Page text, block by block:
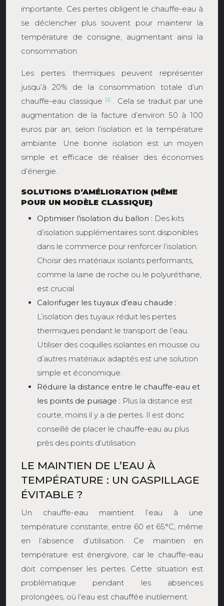
importante. Ces pertes obligent le chauffe-eau à
se déclencher plus souvent pour maintenir la
température de consigne, augmentant ainsi la
consommation.
Les pertes thermiques peuvent représenter
jusqu’à 20% de la consommation totale d’un
chauffe-eau classique
[2]
. Cela se traduit par une
augmentation de la facture d’environ 50 à 100
euros par an, selon l’isolation et la température
ambiante. Une bonne isolation est un moyen
simple et efficace de réaliser des économies
d’énergie.
SOLUTIONS D’AMÉLIORATION (MÊME
POUR UN MODÈLE CLASSIQUE)
Optimiser l’isolation du ballon : Des kits
d’isolation supplémentaires sont disponibles
dans le commerce pour renforcer l’isolation.
Choisir des matériaux isolants performants,
comme la laine de roche ou le polyuréthane,
est crucial.
Calorifuger les tuyaux d’eau chaude :
L’isolation des tuyaux réduit les pertes
thermiques pendant le transport de l’eau.
Utiliser des coquilles isolantes en mousse ou
d’autres matériaux adaptés est une solution
simple et économique.
Réduire la distance entre le chauffe-eau et
les points de puisage : Plus la distance est
courte, moins il y a de pertes. Il est donc
conseillé de placer le chauffe-eau au plus
près des points d’utilisation.
LE MAINTIEN DE L’EAU À
TEMPÉRATURE : UN GASPILLAGE
ÉVITABLE ?
Un chauffe-eau maintient l’eau à une
température constante, entre 60 et 65°C, même
en l’absence d’utilisation. Ce maintien en
température est énergivore, car le chauffe-eau
doit compenser les pertes. Cette situation est
problématique pendant les absences
prolongées, où l’eau est chauffée inutilement.